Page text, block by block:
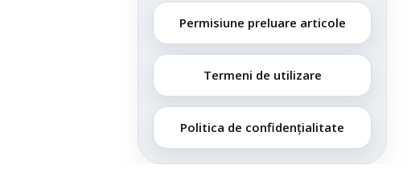
Permisiune preluare articole
Termeni de utilizare
Politica de confidențialitate